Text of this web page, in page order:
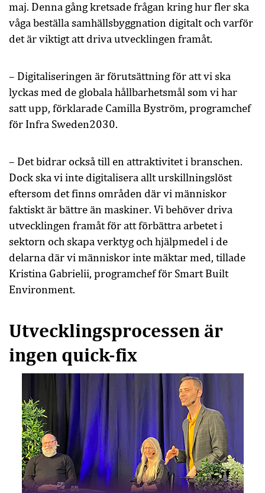
maj. Denna gång kretsade frågan kring hur fler ska
våga beställa samhällsbyggnation digitalt och varför
det är viktigt att driva utvecklingen framåt.
– Digitaliseringen är förutsättning för att vi ska
lyckas med de globala hållbarhetsmål som vi har
satt upp, förklarade Camilla Byström, programchef
för Infra Sweden2030.
– Det bidrar också till en attraktivitet i branschen.
Dock ska vi inte digitalisera allt urskillningslöst
eftersom det finns områden där vi människor
faktiskt är bättre än maskiner. Vi behöver driva
utvecklingen framåt för att förbättra arbetet i
sektorn och skapa verktyg och hjälpmedel i de
delarna där vi människor inte mäktar med, tillade
Kristina Gabrielii, programchef för Smart Built
Environment.
Utvecklingsprocessen är
ingen quick-fix